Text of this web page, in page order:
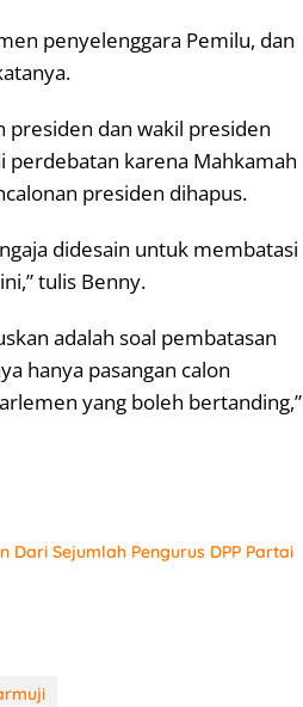
penyelenggara Pemilu, dan
presiden dan wakil presiden
perdebatan karena Mahkamah
presiden dihapus.
didesain untuk membatasi
tulis Benny.
adalah soal pembatasan
hanya pasangan calon
yang boleh bertanding,”
Sejumlah Pengurus DPP Partai